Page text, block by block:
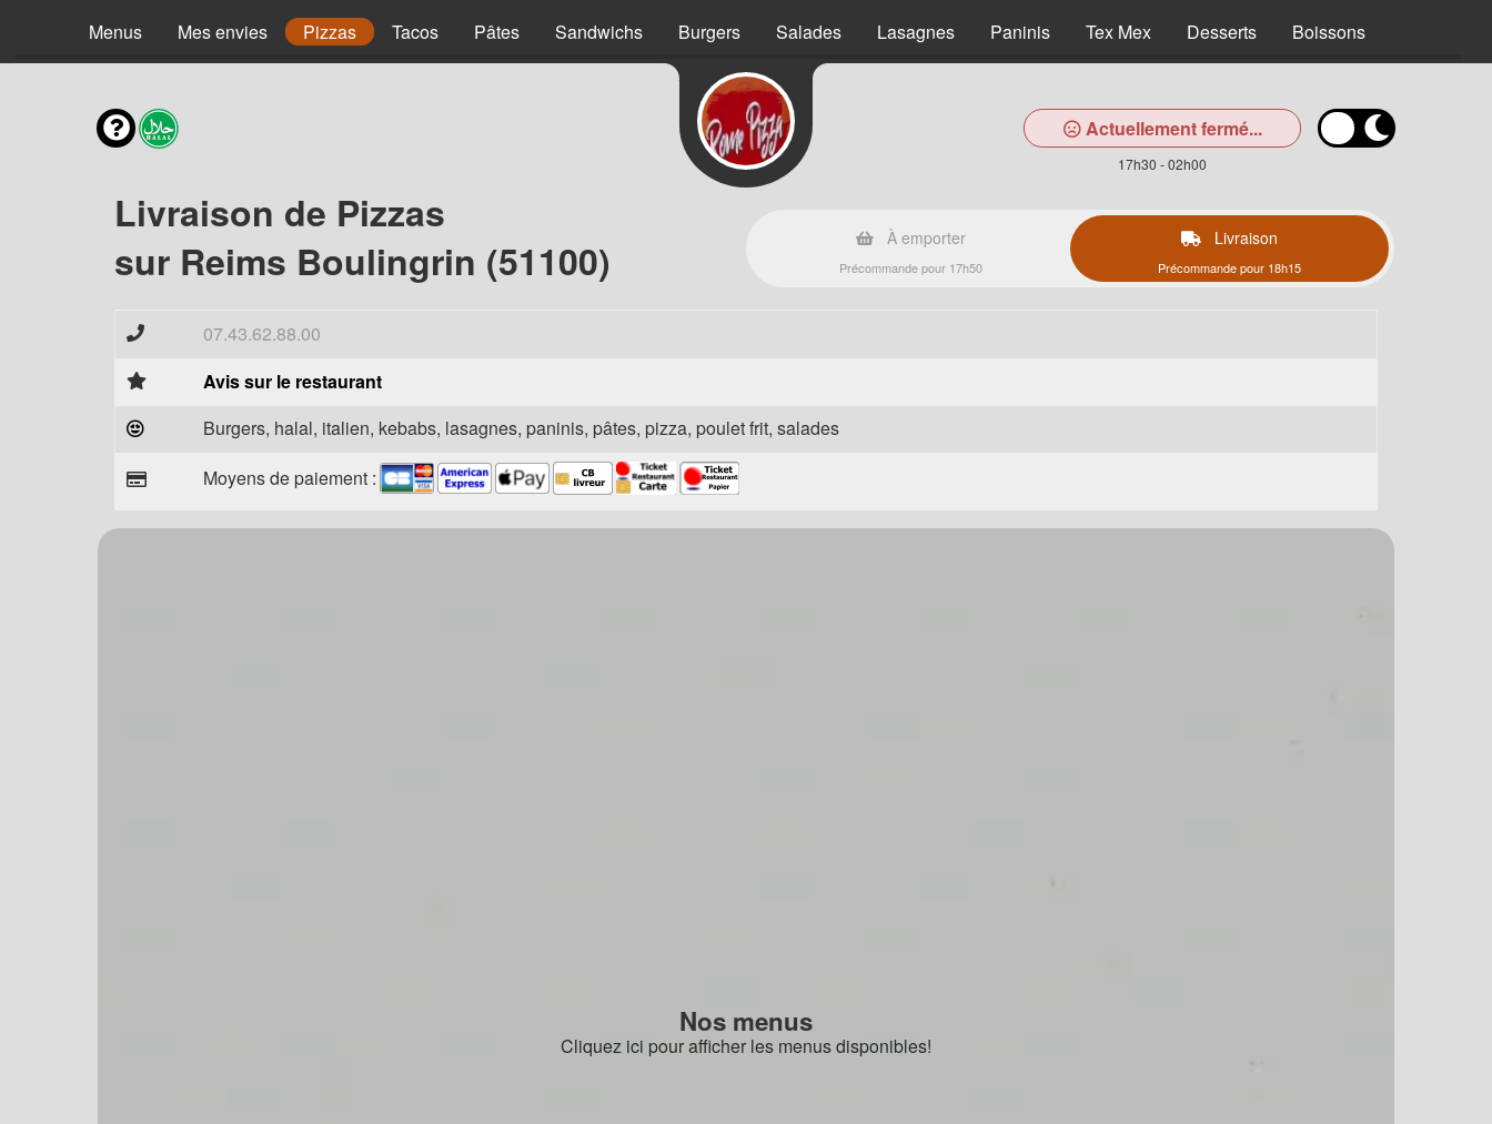
Menus Mes envies Pizzas Tacos Pâtes Sandwichs Burgers Salades Lasagnes Paninis Tex Mex Desserts Boissons
Actuellement fermé...
17h30 - 02h00
Livraison de Pizzas
sur Reims Boulingrin (51100)
À emporter
Précommande pour 17h50
Livraison
Précommande pour 18h15
07.43.62.88.00
Avis sur le restaurant
Burgers, halal, italien, kebabs, lasagnes, paninis, pâtes, pizza, poulet frit, salades
Moyens de paiement :
Nos menus
Cliquez ici pour afficher les menus disponibles!